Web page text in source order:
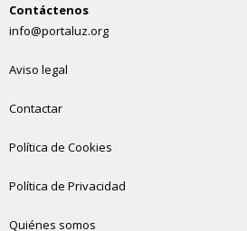
Contáctenos
info@portaluz.org
Aviso legal
Contactar
Política de Cookies
Política de Privacidad
Quiénes somos